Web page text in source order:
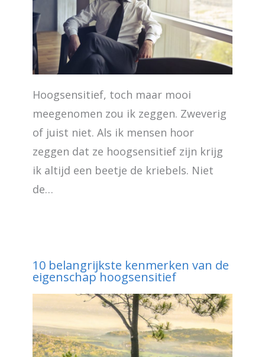
Hoogsensitief, toch maar mooi
meegenomen zou ik zeggen. Zweverig
of juist niet. Als ik mensen hoor
zeggen dat ze hoogsensitief zijn krijg
ik altijd een beetje de kriebels. Niet
de…
10 belangrijkste kenmerken van de
eigenschap hoogsensitief